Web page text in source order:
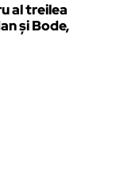
al treilea
și Bode,